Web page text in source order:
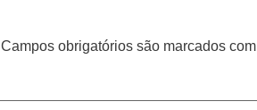
Campos obrigatórios são marcados com